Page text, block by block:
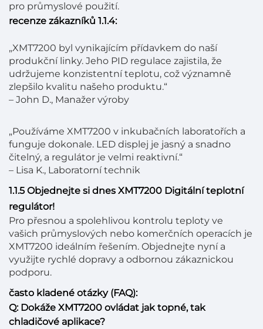
pro průmyslové použití.
recenze zákazníků 1.1.4:
„XMT7200 byl vynikajícím přídavkem do naší
produkční linky. Jeho PID regulace zajistila, že
udržujeme konzistentní teplotu, což významně
zlepšilo kvalitu našeho produktu.“
– John D., Manažer výroby
„Používáme XMT7200 v inkubačních laboratořích a
funguje dokonale. LED displej je jasný a snadno
čitelný, a regulátor je velmi reaktivní.“
– Lisa K., Laboratorní technik
1.1.5 Objednejte si dnes XMT7200 Digitální teplotní
regulátor!
Pro přesnou a spolehlivou kontrolu teploty ve
vašich průmyslových nebo komerčních operacích je
XMT7200 ideálním řešením. Objednejte nyní a
využijte rychlé dopravy a odbornou zákaznickou
podporu.
často kladené otázky (FAQ):
Q: Dokáže XMT7200 ovládat jak topné, tak
chladičové aplikace?